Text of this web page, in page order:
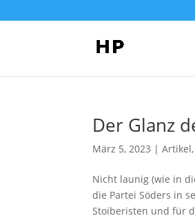
Der Glanz
März 5, 2023 |Artikel,
Nicht launig (wie in
die Partei Söders in
Stoiberisten und für